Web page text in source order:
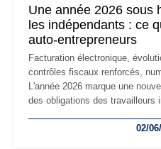
Une année 2026 sous
les indépendants : ce
auto-entrepreneurs
Facturation électronique,
contrôles fiscaux renforcés,
L'année 2026 marque une
des obligations des travailleurs
les auto-entrepreneurs devront
02/